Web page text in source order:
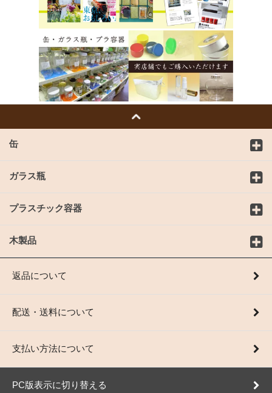
缶
ガラス瓶
プラスチック容器
木製品
返品について
配送・送料について
支払い方法について
PC版表示に切り替える